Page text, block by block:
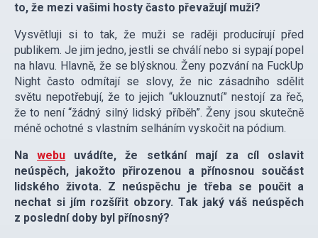
to, že mezi vašimi hosty často převažují muži?
Vysvětluji si to tak, že muži se raději producírují před
publikem. Je jim jedno, jestli se chválí nebo si sypají popel
na hlavu. Hlavně, že se blýsknou. Ženy pozvání na FuckUp
Night často odmítají se slovy, že nic zásadního sdělit
světu nepotřebují, že to jejich “uklouznutí” nestojí za řeč,
že to není “žádný silný lidský příběh”. Ženy jsou skutečně
méně ochotné s vlastním selháním vyskočit na pódium.
Nawebu uvádíte, že setkání mají za cíl oslavit
neúspěch, jakožto přirozenou a přínosnou součást
lidského života. Z neúspěchu je třeba se poučit a
nechat si jím rozšířit obzory. Tak jaký váš neúspěch
z poslední doby byl přínosný?